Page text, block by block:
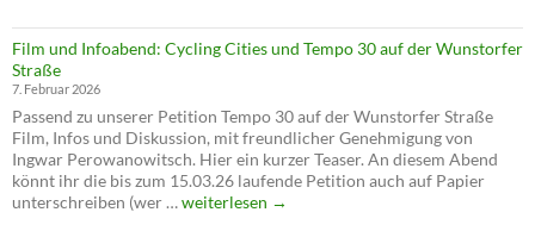
Zeit
–
ist
jetzt!
Film und Infoabend: Cycling Cities und Tempo 30 auf der Wunstorfer
Straße
7. Februar 2026
Passend zu unserer Petition Tempo 30 auf der Wunstorfer Straße
Film, Infos und Diskussion, mit freundlicher Genehmigung von
Ingwar Perowanowitsch. Hier ein kurzer Teaser. An diesem Abend
könnt ihr die bis zum 15.03.26 laufende Petition auch auf Papier
unterschreiben (wer …Film
weiterlesen →